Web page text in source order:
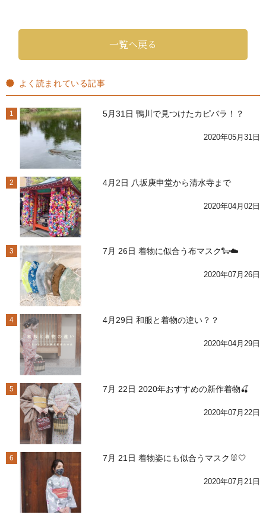
一覧へ戻る
よく読まれている記事
1 5月31日 鴨川で見つけたカピバラ！？
2020年05月31日
2 4月2日 八坂庚申堂から清水寺まで
2020年04月02日
3 7月 26日 着物に似合う布マスク🐑☁️
2020年07月26日
4 4月29日 和服と着物の違い？？
2020年04月29日
5 7月 22日 2020年おすすめの新作着物🍒
2020年07月22日
6 7月 21日 着物姿にも似合うマスク🐰🤍
2020年07月21日